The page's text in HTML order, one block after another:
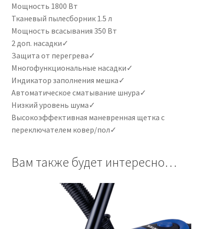
Мощность 1800 Вт
Тканевый пылесборник 1.5 л
Мощность всасывания 350 Вт
2 доп. насадки✓
Защита от перегрева✓
Многофункциональные насадки✓
Индикатор заполнения мешка✓
Автоматическое сматывание шнура✓
Низкий уровень шума✓
Высокоэффективная маневренная щетка с
переключателем ковер/пол✓
Вам также будет интересно…